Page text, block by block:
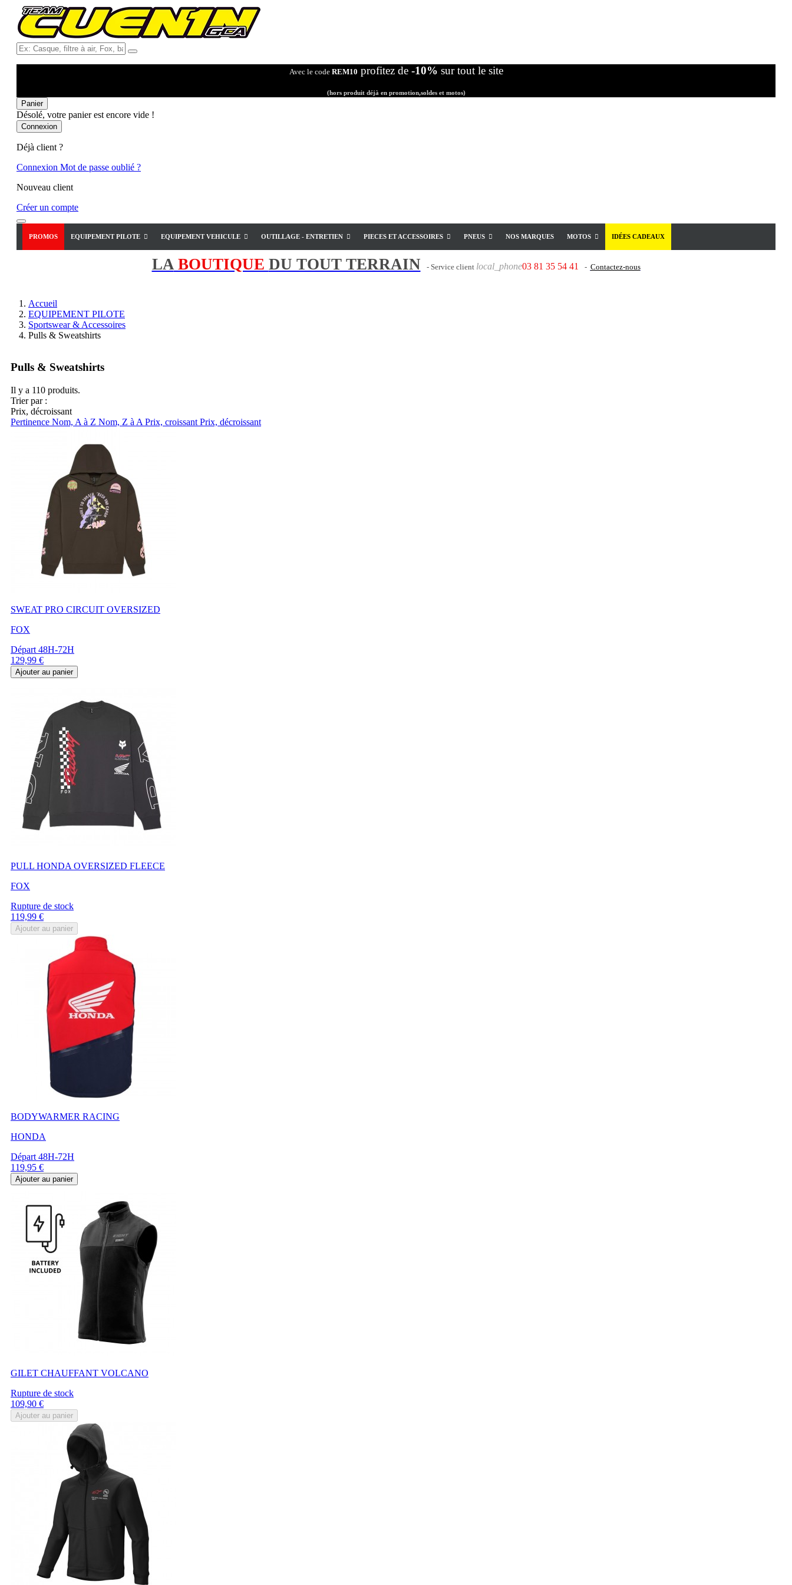
Ex:
Casque,
Fox,
...
Avec le code REM10 profitez de -10% sur tout le site
(hors produit déjà en promotion,soldes et motos)
Panier
Désolé, votre panier est encore vide !
Connexion
Déjà client ?
Connexion Mot de passe oublié ?
Nouveau client
Créer un compte
PROMOS EQUIPEMENT PILOTE EQUIPEMENT VEHICULE OUTILLAGE - ENTRETIEN PIECES ET ACCESSOIRES PNEUS NOS MARQUES MOTOS IDÉES CADEAUX
LABOUTIQUE DU TOUT TERRAIN - Service client local_phone03 81 35 54 41 - Contactez-nous
Accueil
EQUIPEMENT PILOTE
Sportswear & Accessoires
Pulls & Sweatshirts
Pulls & Sweatshirts
Il y a 110 produits.
Trier par :
Prix, décroissant
Pertinence Nom, A à Z Nom, Z à A Prix, croissant Prix, décroissant
SWEAT PRO CIRCUIT OVERSIZED
FOX
Départ 48H-72H
Prix
129,99 €
Ajouter au panier
PULL HONDA OVERSIZED FLEECE
FOX
Rupture de stock
Prix
119,99 €
Ajouter au panier
BODYWARMER RACING
HONDA
Départ 48H-72H
Prix
119,95 €
Ajouter au panier
GILET CHAUFFANT VOLCANO
Rupture de stock
Prix
109,90 €
Ajouter au panier